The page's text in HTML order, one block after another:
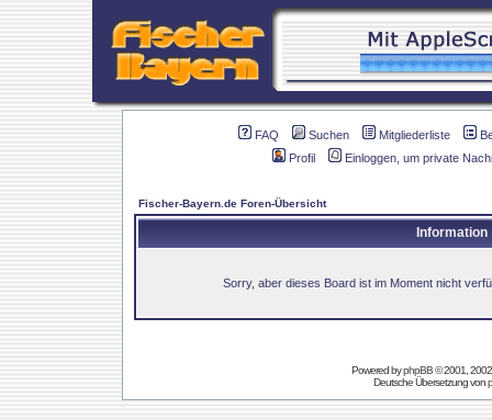
FAQ Suchen Mitgliederliste
Profil
Einloggen, um private
Fischer-Bayern.de Foren-Übersicht
Information
Sorry, aber dieses Board ist im Moment nicht
Powered byphpBB© 2001,
Deutsche Übersetzung von